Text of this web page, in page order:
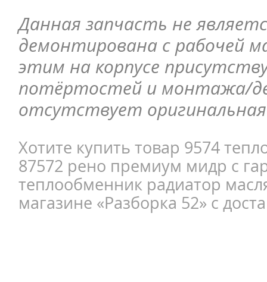
Данная запчасть не
демонтирована с рабочей
этим на корпусе
потёртостей и монтажа/
отсутствует оригинальная
Хотите купить товар 9574
87572 рено премиум мидр с
теплообменник радиатор
магазине «Разборка 52» с